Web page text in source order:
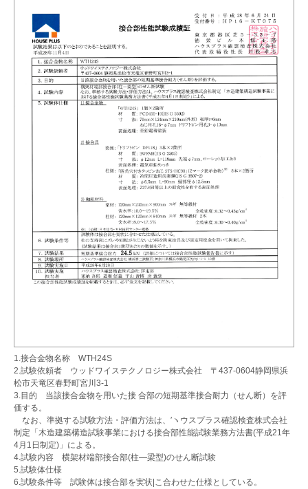
1.接合金物名称 WTH24S
2.試験依頼者 ウッドワイステクノロジー株式会社 〒437-0604静岡県浜
松市天竜区春野町宮川3-1
3.目的 当該接合金物を用いた接 合部の短期基準接合耐力（せん断）を評
価する。
なお、準拠する試験方法・評価方法は、′ヽウスプラス確認検査株式会社
制定「木造建築構造試験事業における接合部性能試験業務方法書(平成21年
4月1日制定)」による。
4.試験内容 横架材端部接合部(柱―梁型)のせん断試験
5.試験体仕様
6.試験条件等 試験体は接合部を実状|こ合わせた仕様としている。